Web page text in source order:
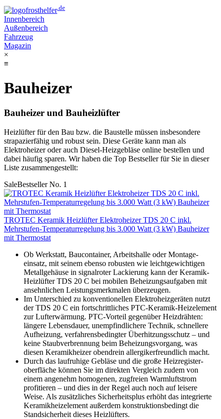
frosthelfer.de
Innenbereich
Außenbereich
Fahrzeug
Magazin
×
≡
Bauheizer
Bauheizer und Bauheizlüfter
Heizlüfter für den Bau bzw. die Baustelle müssen insbesondere
strapazierfähig und robust sein. Diese Geräte kann man als
Elektroheizer oder auch Diesel-Heizgebläse online bestellen und
dabei häufig sparen. Wir haben die Top Bestseller für Sie in dieser
Liste zusammengestellt:
SaleBestseller No. 1
TROTEC Keramik Heizlüfter Elektroheizer TDS 20 C inkl.
Mehrstufen-Temperaturregelung bis 3.000 Watt (3 kW) Bauheizer
mit Thermostat
Ob Werkstatt, Baucontainer, Arbeitshalle oder Montage­
einsatz, mit seinem ebenso robusten wie leichtgewichtigen
Metallgehäuse in signalroter Lackierung kann der Keramik-
Heizlüfter TDS 20 C bei mobilen Beheizungsaufgaben mit
ansehnlichen Leistungsmerkmalen überzeugen.
Im Unterschied zu konventionellen Elektroheizgeräten nutzt
der TDS 20 C ein fortschrittliches PTC-Keramik-Heizelement
zur Lufterwärmung. PTC-Vorteil gegenüber Heizdrähten:
längere Lebensdauer, unempfindlichere Technik, schnellere
Aufheizung, verfahrensbedingter Überhitzungs­schutz – und
keine Staubverbrennung beim Beheizungs­vorgang, was
diesen Keramikheizer obendrein allergiker­freundlich macht.
Durch das laufruhige Gebläse und die große Heizregister­
oberfläche können Sie im direkten Vergleich zudem von
einem angenehm homogenen, zugfreien Warmluftstrom
profitieren – und dies in der Regel auch noch auf leisere
Weise. Als zusätzliches Sicherheitsplus erhöht das integrierte
Keramikheizelement außerdem konstruktionsbedingt die
Standsicherheit dieses Heizlüfters.